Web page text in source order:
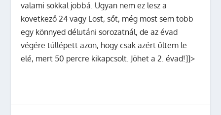
valami sokkal jobbá. Ugyan nem ez lesz a
következő 24 vagy Lost, sőt, még most sem több
egy könnyed délutáni sorozatnál, de az évad
végére túllépett azon, hogy csak azért ültem le
elé, mert 50 percre kikapcsolt. Jöhet a 2. évad!]]>